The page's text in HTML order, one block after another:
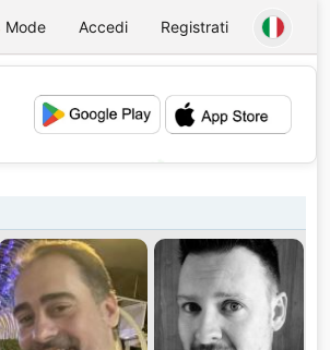
Mode Accedi Registrati